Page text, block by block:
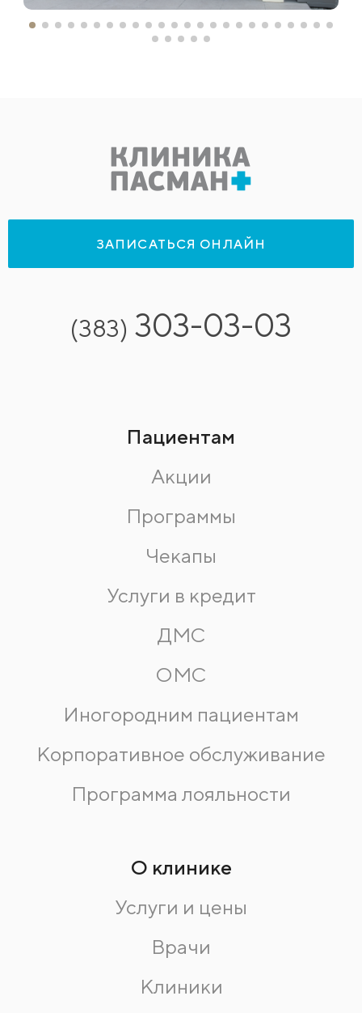
ЗАПИСАТЬСЯ ОНЛАЙН
(383) 303-03-03
Пациентам
Акции
Программы
Чекапы
Услуги в кредит
ДМС
ОМС
Иногородним пациентам
Корпоративное обслуживание
Программа лояльности
О клинике
Услуги и цены
Врачи
Клиники